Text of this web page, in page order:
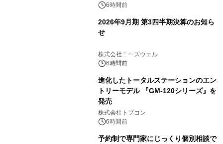
6時間前
2026年9月期 第3四半期決算のお知ら
せ
株式会社ニーズウェル
6時間前
進化したトータルステーションのエン
トリーモデル 『GM-120シリーズ』を
発売
株式会社トプコン
6時間前
予約制で専門家にじっくり個別相談で